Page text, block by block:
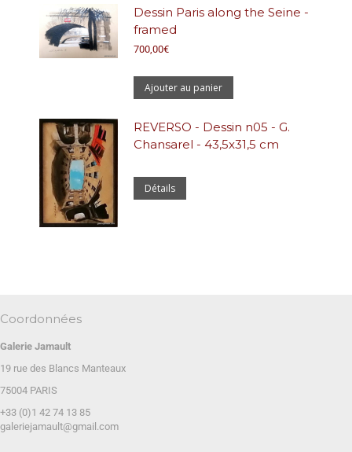
Dessin Paris along the Seine -
framed
700,00€
Ajouter au panier
REVERSO - Dessin n05 - G.
Chansarel - 43,5x31,5 cm
Détails
Coordonnées
Galerie Jamault
19 rue des Blancs Manteaux
75004 PARIS
+33 (0)1 42 74 13 85
galeriejamault@gmail.com